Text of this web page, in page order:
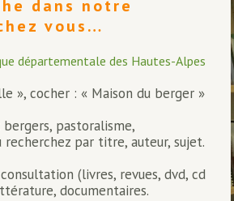
dans notre
vous…
départementale des Hautes-Alpes
», cocher : « Maison du berger »
pastoralisme,
recherchez par titre, auteur, sujet.
(livres, revues, dvd, cd
documentaires.